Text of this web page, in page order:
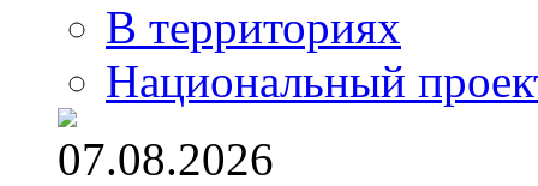
В территориях
Национальный
07.08.2026